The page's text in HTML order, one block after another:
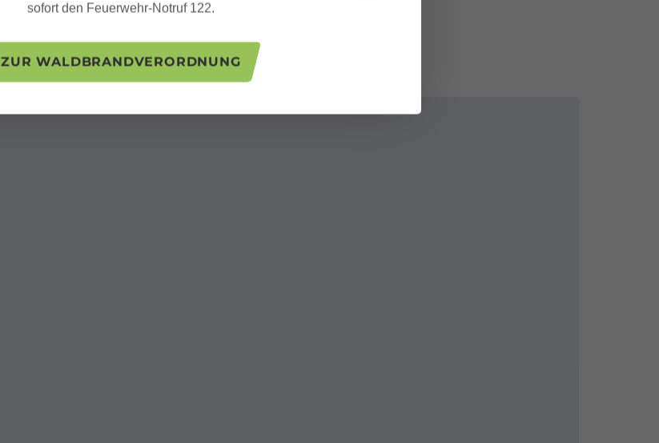
sofort den Feuerwehr-Notruf 122.
ZUR WALDBRANDVERORDNUNG